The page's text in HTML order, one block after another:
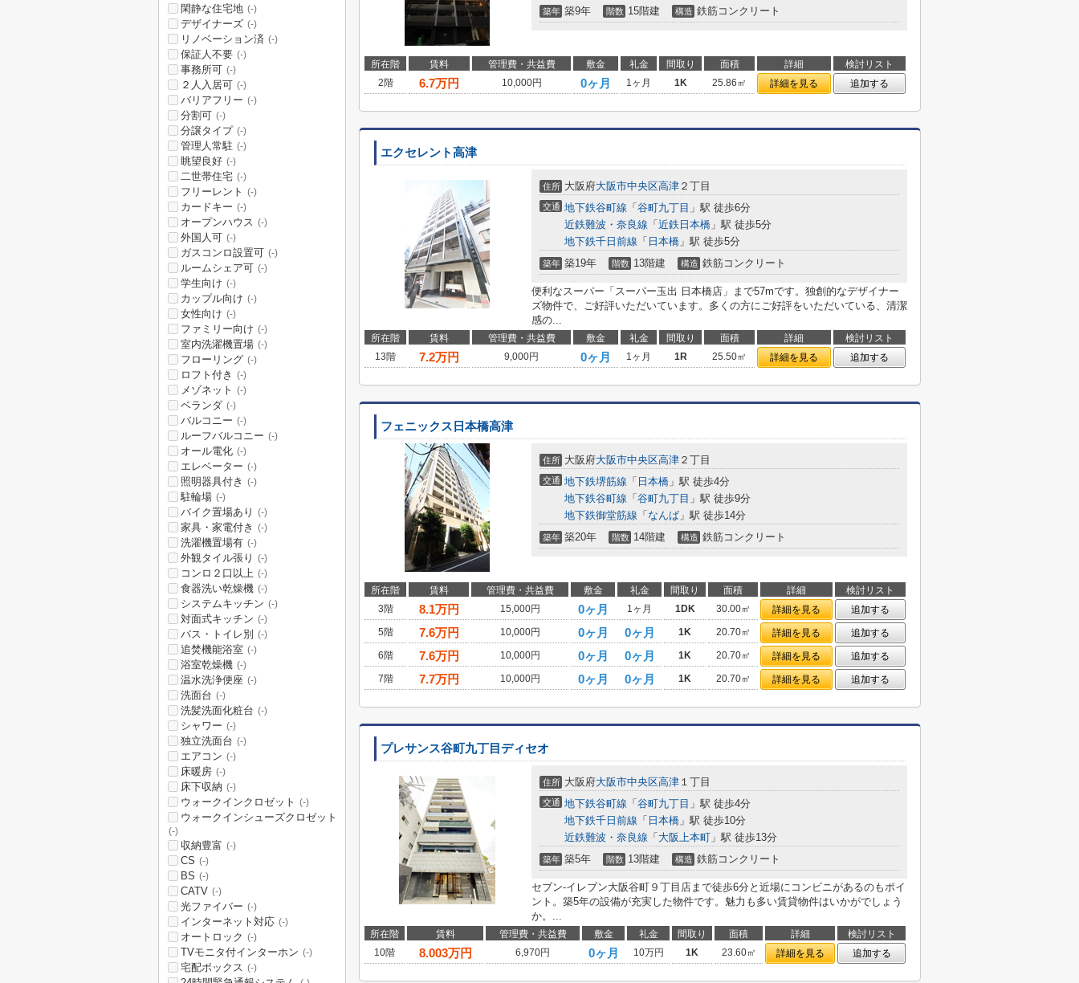
築年 築9年 階数 15階建 構造 鉄筋コンクリート
所在階 賃料 管理費・共益費 敷金 礼金 間取り 面積 詳細
検討リスト
2階
6.7万円 10,000円 0ヶ月 1ヶ月 1K 25.86㎡ 詳細を見る 追加する
エクセレント高津
住所 大阪府大阪市中央区高津 ２丁目
交通 地下鉄谷町線 「 谷町九丁目 」駅 徒歩6分
近鉄難波・奈良線 「 近鉄日本橋 」駅 徒歩5分
地下鉄千日前線 「 日本橋 」駅 徒歩5分
築年 築19年 階数 13階建 構造 鉄筋コンクリート
便利なスーパー「スーパー玉出 日本橋店」まで57mです。独創的なデザイナー
ズ物件で、ご好評いただいています。多くの方にご好評をいただいている、清潔
感の...
所在階 賃料 管理費・共益費 敷金 礼金 間取り 面積 詳細
検討リスト
13階
7.2万円 9,000円 0ヶ月 1ヶ月 1R 25.50㎡ 詳細を見る 追加する
フェニックス日本橋高津
住所 大阪府大阪市中央区高津 ２丁目
交通 地下鉄堺筋線 「 日本橋 」駅 徒歩4分
地下鉄谷町線 「 谷町九丁目 」駅 徒歩9分
地下鉄御堂筋線 「 なんば 」駅 徒歩14分
築年 築20年 階数 14階建 構造 鉄筋コンクリート
所在階 賃料 管理費・共益費 敷金 礼金 間取り 面積 詳細
検討リスト
3階
8.1万円 15,000円 0ヶ月 1ヶ月 1DK 30.00㎡ 詳細を見る
追加する
5階
7.6万円 10,000円 0ヶ月 0ヶ月 1K 20.70㎡ 詳細を見る
追加する
6階
7.6万円 10,000円 0ヶ月 0ヶ月 1K 20.70㎡ 詳細を見る
追加する
7階
7.7万円 10,000円 0ヶ月 0ヶ月 1K 20.70㎡ 詳細を見る 追加する
プレサンス谷町九丁目ディセオ
住所 大阪府大阪市中央区高津 １丁目
交通 地下鉄谷町線 「 谷町九丁目 」駅 徒歩4分
地下鉄千日前線 「 日本橋 」駅 徒歩10分
近鉄難波・奈良線 「 大阪上本町 」駅 徒歩13分
築年 築5年 階数 13階建 構造 鉄筋コンクリート
セブン-イレブン大阪谷町９丁目店まで徒歩6分と近場にコンビニがあるのもポイ
ント。築5年の設備が充実した物件です。魅力も多い賃貸物件はいかがでしょう
か。...
所在階 賃料 管理費・共益費 敷金 礼金 間取り 面積 詳細
検討リスト
10階
8.003万円 6,970円 0ヶ月 10万円 1K 23.60㎡ 詳細を見る 追加する
閑静な住宅地 (-)
デザイナーズ (-)
リノベーション済 (-)
保証人不要 (-)
事務所可 (-)
２人入居可 (-)
バリアフリー (-)
分割可 (-)
分譲タイプ (-)
管理人常駐 (-)
眺望良好 (-)
二世帯住宅 (-)
フリーレント (-)
カードキー (-)
オープンハウス (-)
外国人可 (-)
ガスコンロ設置可 (-)
ルームシェア可 (-)
学生向け (-)
カップル向け (-)
女性向け (-)
ファミリー向け (-)
室内洗濯機置場 (-)
フローリング (-)
ロフト付き (-)
メゾネット (-)
ベランダ (-)
バルコニー (-)
ルーフバルコニー (-)
オール電化 (-)
エレベーター (-)
照明器具付き (-)
駐輪場 (-)
バイク置場あり (-)
家具・家電付き (-)
洗濯機置場有 (-)
外観タイル張り (-)
コンロ２口以上 (-)
食器洗い乾燥機 (-)
システムキッチン (-)
対面式キッチン (-)
バス・トイレ別 (-)
追焚機能浴室 (-)
浴室乾燥機 (-)
温水洗浄便座 (-)
洗面台 (-)
洗髪洗面化粧台 (-)
シャワー (-)
独立洗面台 (-)
エアコン (-)
床暖房 (-)
床下収納 (-)
ウォークインクロゼット (-)
ウォークインシューズクロゼット
(-)
収納豊富 (-)
CS (-)
BS (-)
CATV (-)
光ファイバー (-)
インターネット対応 (-)
オートロック (-)
TVモニタ付インターホン (-)
宅配ボックス (-)